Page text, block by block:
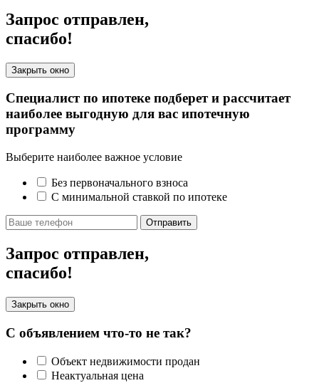
Запрос отправлен,
спасибо!
Закрыть окно
Специалист по ипотеке подберет и рассчитает
наиболее выгодную для вас ипотечную
программу
Выберите наиболее важное условие
Без первоначального взноса
С минимальной ставкой по ипотеке
Отправить
Запрос отправлен,
спасибо!
Закрыть окно
С объявлением что-то не так?
Объект недвижимости продан
Неактуальная цена